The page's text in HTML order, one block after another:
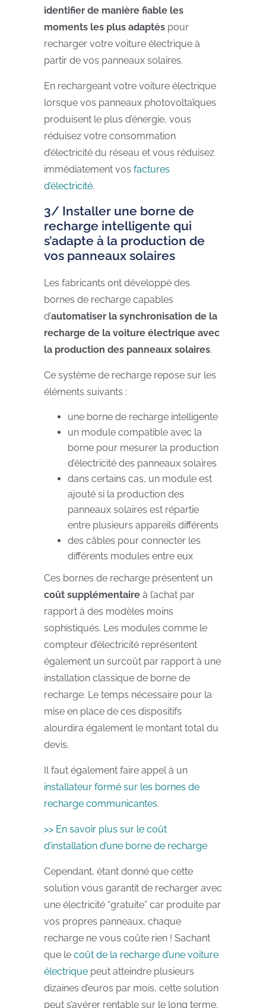
identifier de manière fiable les
moments les plus adaptés pour
recharger votre voiture électrique à
partir de vos panneaux solaires.
En rechargeant votre voiture électrique
lorsque vos panneaux photovoltaïques
produisent le plus d’énergie, vous
réduisez votre consommation
d’électricité du réseau et vous réduisez
immédiatement vos factures
d’électricité.
3/ Installer une borne de
recharge intelligente qui
s’adapte à la production de
vos panneaux solaires
Les fabricants ont développé des
bornes de recharge capables
d’automatiser la synchronisation de la
recharge de la voiture électrique avec
la production des panneaux solaires.
Ce système de recharge repose sur les
éléments suivants :
une borne de recharge intelligente
un module compatible avec la
borne pour mesurer la production
d’électricité des panneaux solaires
dans certains cas, un module est
ajouté si la production des
panneaux solaires est répartie
entre plusieurs appareils différents
des câbles pour connecter les
différents modules entre eux
Ces bornes de recharge présentent un
coût supplémentaire à l’achat par
rapport à des modèles moins
sophistiqués. Les modules comme le
compteur d’électricité représentent
également un surcoût par rapport à une
installation classique de borne de
recharge. Le temps nécessaire pour la
mise en place de ces dispositifs
alourdira également le montant total du
devis.
Il faut également faire appel à un
installateur formé sur les bornes de
recharge communicantes.
>> En savoir plus sur le coût
d’installation d’une borne de recharge
Cependant, étant donné que cette
solution vous garantit de recharger avec
une électricité “gratuite” car produite par
vos propres panneaux, chaque
recharge ne vous coûte rien ! Sachant
que le coût de la recharge d’une voiture
électrique peut atteindre plusieurs
dizaines d’euros par mois, cette solution
peut s’avérer rentable sur le long terme.